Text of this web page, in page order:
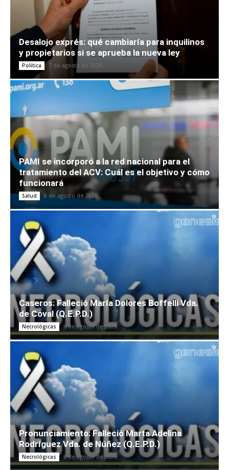
Desalojo exprés: qué cambiaría para inquilinos
y propietarios si se aprueba la nueva ley
Política 7 de agosto de 2026
PAMI se incorporó a la red nacional para el
tratamiento del ACV: Cuál es el objetivo y cómo
funcionará
Salud 8 de agosto de 2026
Caseros: Falleció María Dolores Boffelli Vda.
de Coval (Q.E.P.D.)
Necrológicas 6 de agosto de 2026
Pronunciamiento: Falleció Marta Adelina
Rodríguez Vda. de Núñez (Q.E.P.D.)
Necrológicas 6 de agosto de 2026